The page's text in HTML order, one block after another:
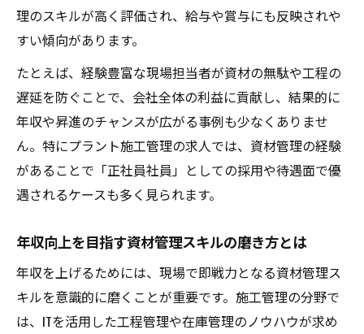
理のスキルが高く評価され、給与や賞与にも反映されや
すい傾向があります。
たとえば、経験豊富な現場担当者が資材の無駄や工程の
遅延を防ぐことで、会社全体の利益に貢献し、結果的に
年収や昇進のチャンスが広がる事例も少なくありませ
ん。特にプラント施工管理の求人では、資材管理の経験
があることで「正社員社員」としての採用や待遇面で優
遇されるケースも多く見られます。
年収向上を目指す資材管理スキルの磨き方とは
年収を上げるためには、現場で即戦力となる資材管理ス
キルを意識的に磨くことが重要です。施工管理の分野で
は、ITを活用した工程管理や在庫管理のノウハウが求め